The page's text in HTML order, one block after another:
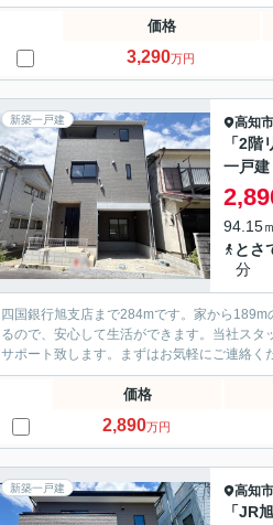
価格
3,290万円
新築一戸建 高知市
「2
一戸建
94.15
とさ
分
四国銀行旭支店まで284mです。家から
るので、安心して生活ができます。当社ス
サポート致します。まずはお気軽にご連絡く
価格
2,890万円
新築一戸建 高知市
「JR